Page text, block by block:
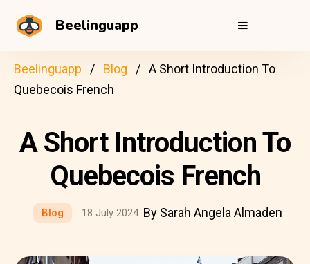
Beelinguapp
Beelinguapp Blog
A Short Introduction To
Quebecois French
A Short Introduction To
Quebecois French
Blog 18 July 2024 By Sarah Angela Almaden